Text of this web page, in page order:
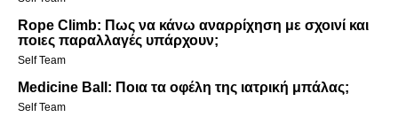
Rope Climb: Πως να κάνω αναρρίχηση με σχοινί και
ποιες παραλλαγές υπάρχουν;
Self Team
Medicine Ball: Ποια τα οφέλη της ιατρική μπάλας;
Self Team